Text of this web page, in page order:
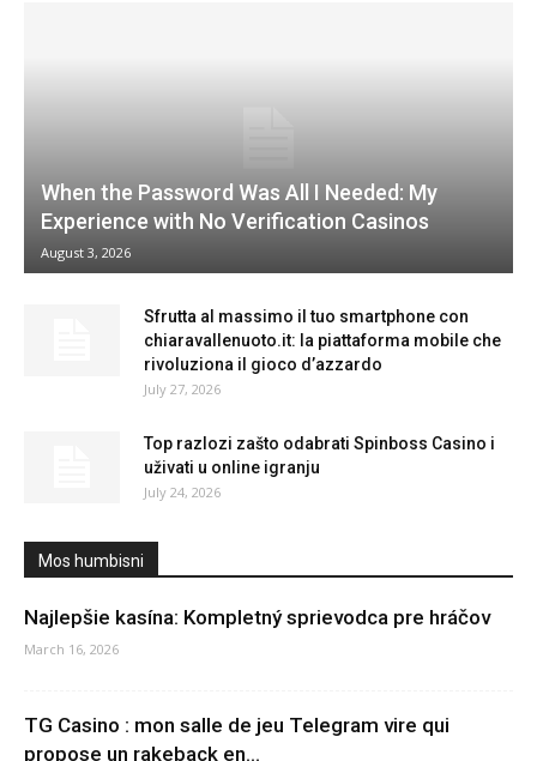
When the Password Was All I Needed: My
Experience with No Verification Casinos
August 3, 2026
Sfrutta al massimo il tuo smartphone con
chiaravallenuoto.it: la piattaforma mobile che
rivoluziona il gioco d’azzardo
July 27, 2026
Top razlozi zašto odabrati Spinboss Casino i
uživati u online igranju
July 24, 2026
Mos humbisni
Najlepšie kasína: Kompletný sprievodca pre hráčov
March 16, 2026
TG Casino : mon salle de jeu Telegram vire qui
propose un rakeback en...